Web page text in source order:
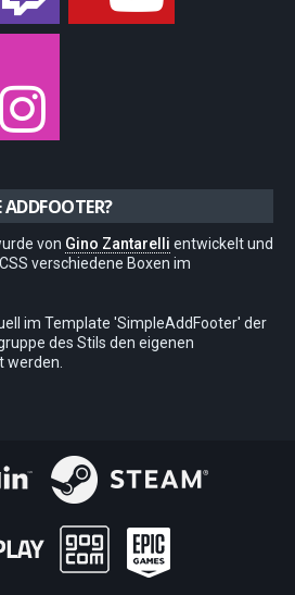
ADDFOOTER?
von Gino Zantarelli entwickelt und
verschiedene Boxen im
im Template 'SimpleAddFooter' der
des Stils den eigenen
werden.